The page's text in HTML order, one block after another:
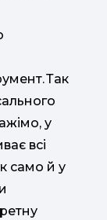
Так
у
всі
само й у